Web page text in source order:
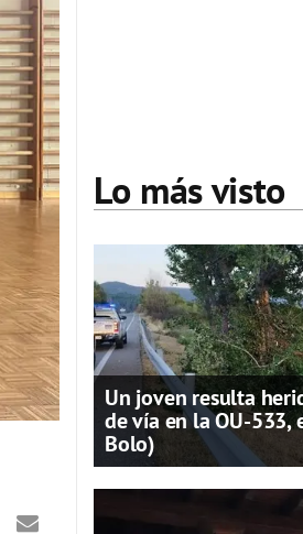
Lo más visto
Un joven resulta
de vía en la OU-533,
Bolo)